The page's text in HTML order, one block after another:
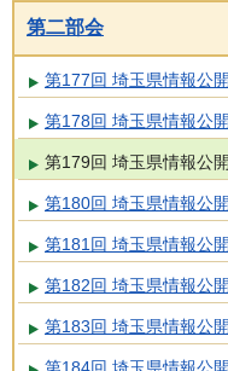
第二部会
第177回 埼玉県情報公
第178回 埼玉県情報公
第179回 埼玉県情報公
第180回 埼玉県情報公
第181回 埼玉県情報公
第182回 埼玉県情報公
第183回 埼玉県情報公
第184回 埼玉県情報公